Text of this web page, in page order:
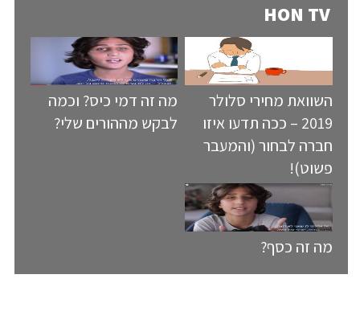
HON TV
השוואת מחירי סלולר
2019 – ככה תדעו איזו
חברה לבחור (והמעבר
פשוט)!
מה זה דמי כיס? וכמה
לבקש מההורים שלי?
מה זה כסף?